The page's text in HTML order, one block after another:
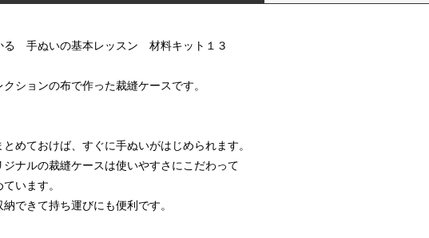
る 手ぬいの基本レッスン 材料キット１３
ションの布で作った裁縫ケースです。
めておけば、すぐに手ぬいがはじめられます。
ナルの裁縫ケースは使いやすさにこだわって
います。
できて持ち運びにも便利です。